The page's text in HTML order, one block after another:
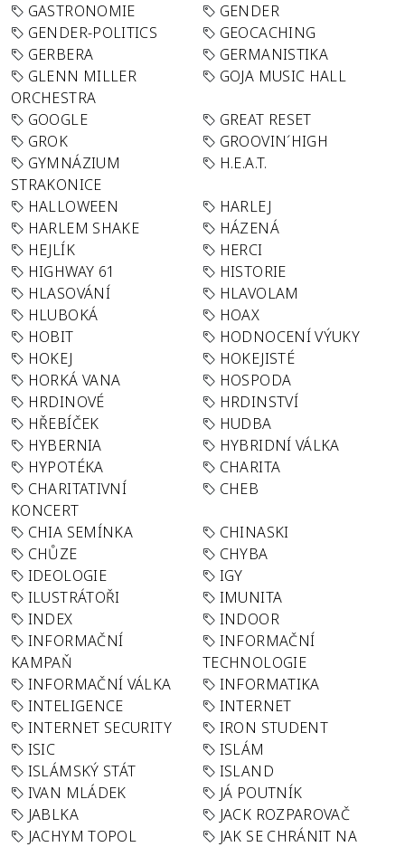
GASTRONOMIE
GENDER
GENDER-POLITICS
GEOCACHING
GERBERA
GERMANISTIKA
GLENN MILLER
ORCHESTRA
GOJA MUSIC HALL
GOOGLE
GREAT RESET
GROK
GROOVIN´HIGH
GYMNÁZIUM
STRAKONICE
H.E.A.T.
HALLOWEEN
HARLEJ
HARLEM SHAKE
HÁZENÁ
HEJLÍK
HERCI
HIGHWAY 61
HISTORIE
HLASOVÁNÍ
HLAVOLAM
HLUBOKÁ
HOAX
HOBIT
HODNOCENÍ VÝUKY
HOKEJ
HOKEJISTÉ
HORKÁ VANA
HOSPODA
HRDINOVÉ
HRDINSTVÍ
HŘEBÍČEK
HUDBA
HYBERNIA
HYBRIDNÍ VÁLKA
HYPOTÉKA
CHARITA
CHARITATIVNÍ
KONCERT
CHEB
CHIA SEMÍNKA
CHINASKI
CHŮZE
CHYBA
IDEOLOGIE
IGY
ILUSTRÁTOŘI
IMUNITA
INDEX
INDOOR
INFORMAČNÍ
KAMPAŇ
INFORMAČNÍ
TECHNOLOGIE
INFORMAČNÍ VÁLKA
INFORMATIKA
INTELIGENCE
INTERNET
INTERNET SECURITY
IRON STUDENT
ISIC
ISLÁM
ISLÁMSKÝ STÁT
ISLAND
IVAN MLÁDEK
JÁ POUTNÍK
JABLKA
JACK ROZPAROVAČ
JACHYM TOPOL
JAK SE CHRÁNIT NA